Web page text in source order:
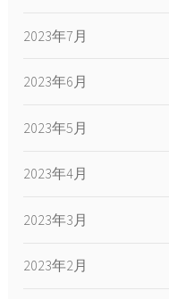
2023年7月
2023年6月
2023年5月
2023年4月
2023年3月
2023年2月